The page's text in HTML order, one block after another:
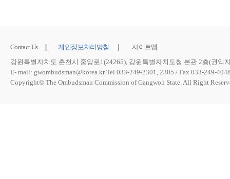
Contact Us 개인정보처리방침
사이트맵
강원특별자치도 춘천시 중앙로1(24265), 강원특별자치도청 본관 2층(권익
E- mail: gwombudsman@korea.krTel 033-249-2301, 2305 / Fax 033-249-
Copyright© The Ombudsman Commission of Gangwon State. All Right